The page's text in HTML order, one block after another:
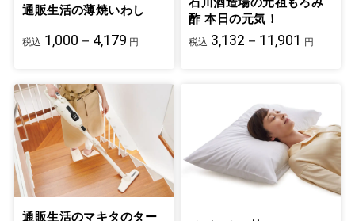
通販生活の薄焼いわし
税込 1,000－4,179 円
酢 本日の元気！
税込 3,132－11,901 円
通販生活のマキタのター